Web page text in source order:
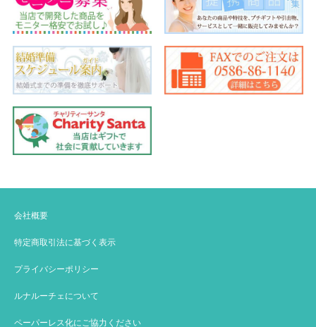
会社概要
特定商取引法に基づく表示
プライバシーポリシー
ルナルーチェについて
ペーパーレス化にご協力ください